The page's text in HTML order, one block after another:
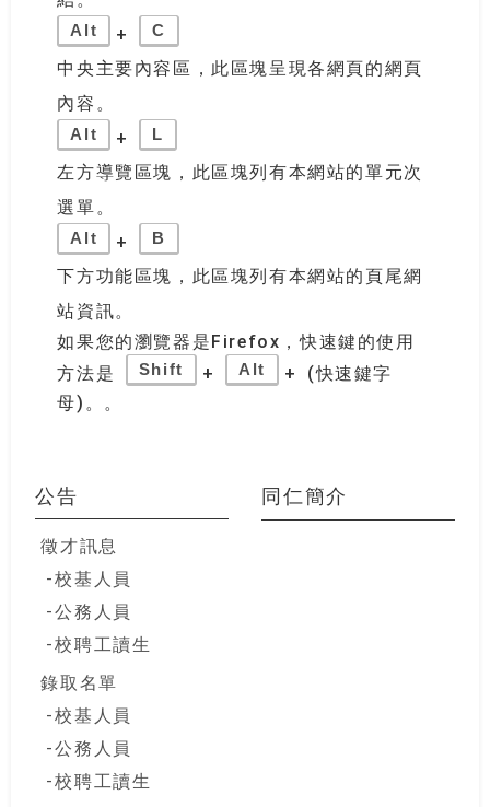
Alt + C
中央主要內容區，此區塊呈現各網頁的網頁
內容。
Alt + L
左方導覽區塊，此區塊列有本網站的單元次
選單。
Alt + B
下方功能區塊，此區塊列有本網站的頁尾網
站資訊。
如果您的瀏覽器是Firefox，快速鍵的使用
方法是
Shift + Alt
+ (快速鍵字
母)。。
公告
徵才訊息
校基人員
公務人員
校聘工讀生
錄取名單
校基人員
公務人員
校聘工讀生
同仁簡介